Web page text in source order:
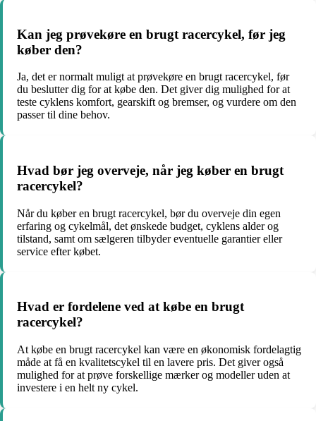
Kan jeg prøvekøre en brugt racercykel, før jeg
køber den?
Ja, det er normalt muligt at prøvekøre en brugt racercykel, før
du beslutter dig for at købe den. Det giver dig mulighed for at
teste cyklens komfort, gearskift og bremser, og vurdere om den
passer til dine behov.
Hvad bør jeg overveje, når jeg køber en brugt
racercykel?
Når du køber en brugt racercykel, bør du overveje din egen
erfaring og cykelmål, det ønskede budget, cyklens alder og
tilstand, samt om sælgeren tilbyder eventuelle garantier eller
service efter købet.
Hvad er fordelene ved at købe en brugt
racercykel?
At købe en brugt racercykel kan være en økonomisk fordelagtig
måde at få en kvalitetscykel til en lavere pris. Det giver også
mulighed for at prøve forskellige mærker og modeller uden at
investere i en helt ny cykel.